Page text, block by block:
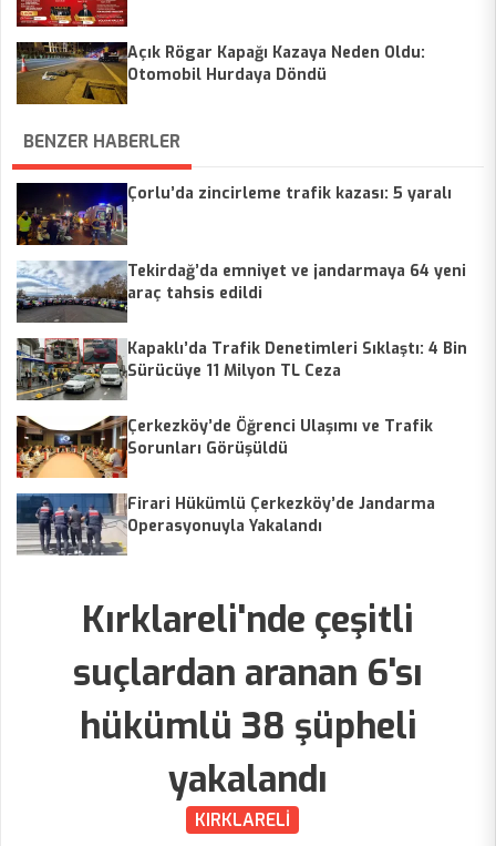
Açık Rögar Kapağı Kazaya Neden Oldu:
Otomobil Hurdaya Döndü
BENZER HABERLER
Çorlu’da zincirleme trafik kazası: 5 yaralı
Tekirdağ’da emniyet ve jandarmaya 64 yeni
araç tahsis edildi
Kapaklı’da Trafik Denetimleri Sıklaştı: 4 Bin
Sürücüye 11 Milyon TL Ceza
Çerkezköy’de Öğrenci Ulaşımı ve Trafik
Sorunları Görüşüldü
Firari Hükümlü Çerkezköy’de Jandarma
Operasyonuyla Yakalandı
Kırklareli'nde çeşitli
suçlardan aranan 6'sı
hükümlü 38 şüpheli
yakalandı
KIRKLARELİ